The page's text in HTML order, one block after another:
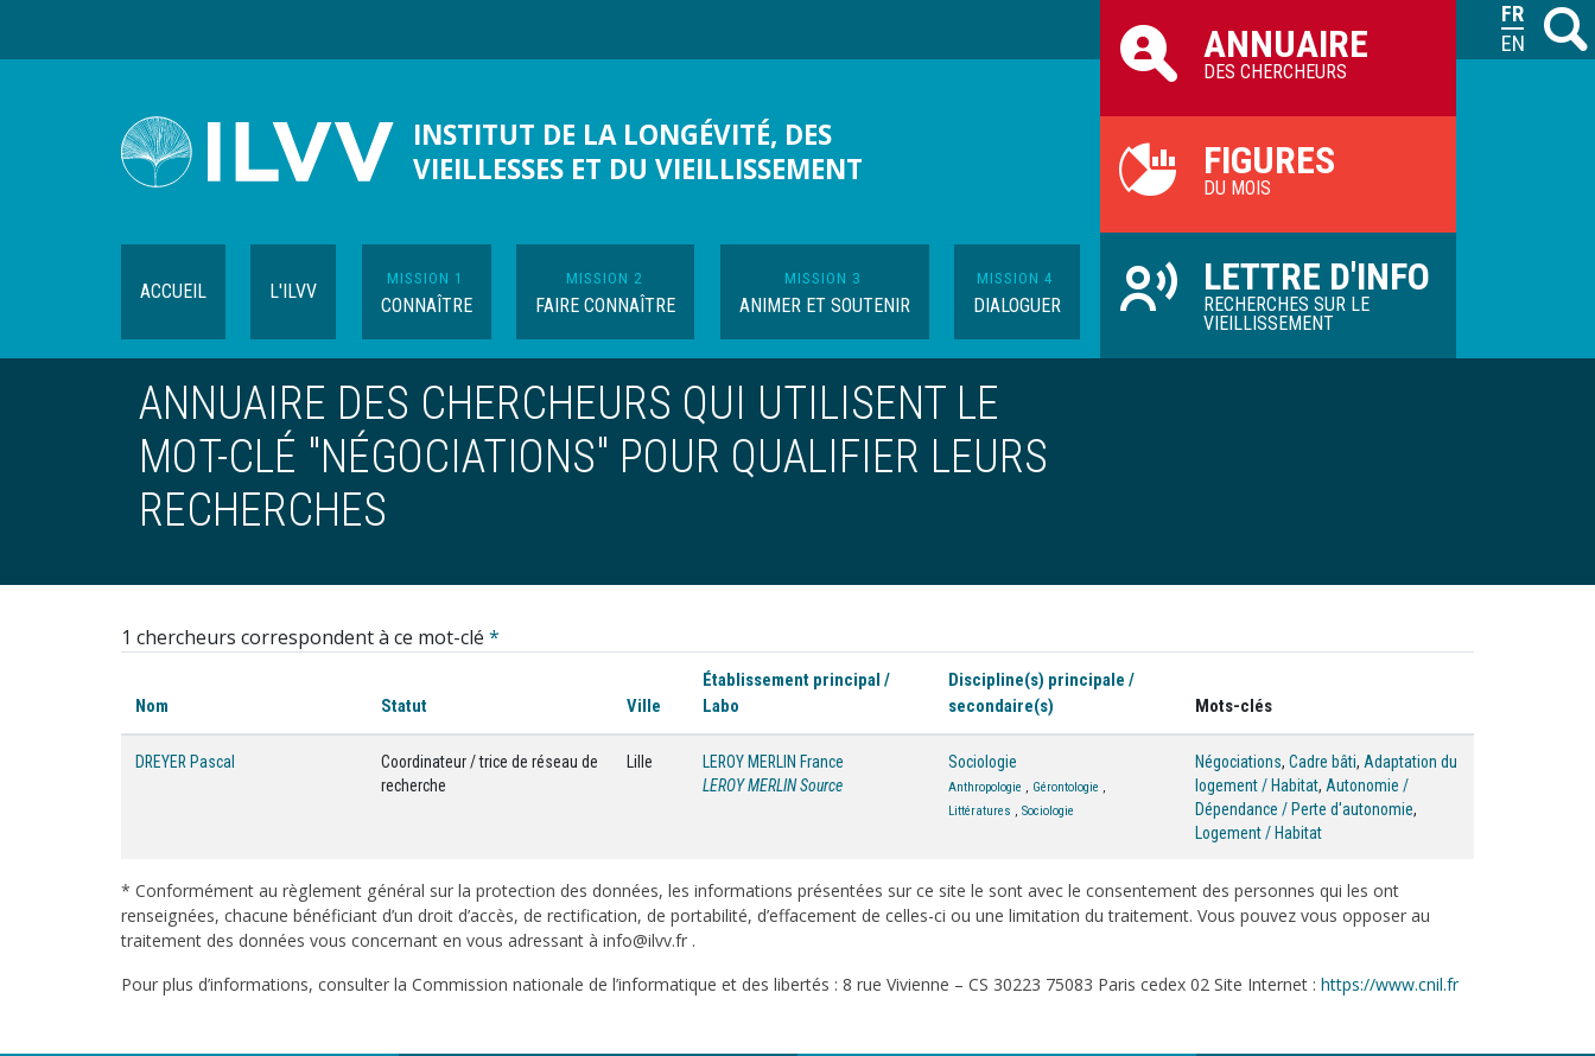
M
INSTITUT DE LA LONGÉVITÉ, DES
VIEILLESSES ET DU VIEILLISSEMENT
ACCUEIL L'ILVV
MISSION 1
CONNAÎTRE
MISSION 2
FAIRE CONNAÎTRE
MISSION 3
ANIMER ET SOUTENIR
MISSION 4
DIALOGUER
ILVV
ANNUAIRE
DES CHERCHEURS
FIGURES
DU MOIS
LETTRE D'INFO
RECHERCHES SUR LE
VIEILLISSEMENT
ANNUAIRE DES CHERCHEURS QUI UTILISENT LE
MOT-CLÉ "NÉGOCIATIONS" POUR QUALIFIER LEURS
RECHERCHES
1 chercheurs correspondent à ce mot-clé *
Nom Statut Ville
Établissement principal /
Labo
Discipline(s) principale /
secondaire(s)
Mots-clés
DREYER Pascal
Coordinateur / trice de réseau de
recherche
Lille
LEROY MERLIN France
LEROY MERLIN Source
Sociologie
Anthropologie , Gérontologie ,
Littératures , Sociologie
Négociations, Cadre bâti, Adaptation du
logement / Habitat, Autonomie /
Dépendance / Perte d'autonomie,
Logement / Habitat
* Conformément au règlement général sur la protection des données, les informations présentées sur ce site le sont avec le consentement des personnes qui les ont
renseignées, chacune bénéficiant d’un droit d’accès, de rectification, de portabilité, d’effacement de celles-ci ou une limitation du traitement. Vous pouvez vous opposer au
traitement des données vous concernant en vous adressant à info@ilvv.fr .
Pour plus d’informations, consulter la Commission nationale de l’informatique et des libertés : 8 rue Vivienne – CS 30223 75083 Paris cedex 02 Site Internet : https://www.cnil.fr
FRANÇAIS
ENGLISH